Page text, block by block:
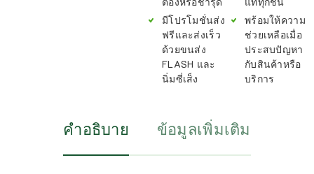
มีโปรโมชั่นส่ง
ฟรีและส่งเร็ว
ด้วยขนส่ง
FLASH และ
นิ่มซี่เส็ง
พร้อมให้ความ
ช่วยเหลือเมื่อ
ประสบปัญหา
กับสินค้าหรือ
บริการ
คำอธิบาย ข้อมูลเพิ่มเติม